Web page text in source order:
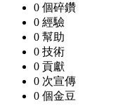
0 個碎鑽
0 經驗
0 幫助
0 技術
0 貢獻
0 次宣傳
0 個金豆